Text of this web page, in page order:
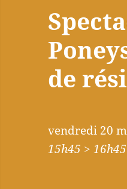
de
vendredi 20
15h45 > 16h45